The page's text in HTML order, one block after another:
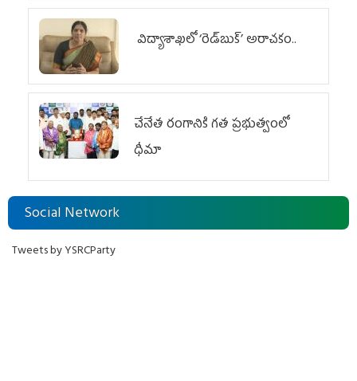
విద్యాశాఖలో ‘రెడ్‌బుక్’ అరాచకం..
చేనేత రంగానికి గత ప్రభుత్వంలో
ధీమా
Social Network
Tweets by YSRCParty